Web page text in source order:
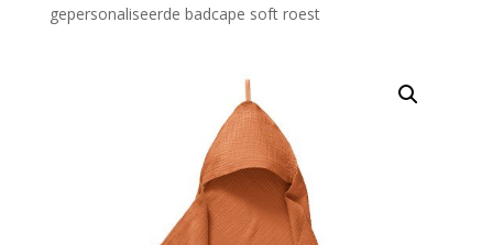
gepersonaliseerde badcape soft roest